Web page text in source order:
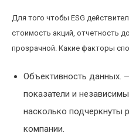
Для того чтобы ESG
стоимость акций, отчетность
прозрачной. Какие факторы
Объективность данных.
показатели и
насколько подчеркнуты
компании.